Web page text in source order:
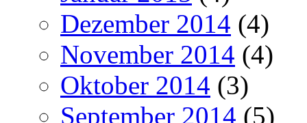
Dezember 2014 (4)
November 2014 (4)
Oktober 2014 (3)
September 2014 (5)